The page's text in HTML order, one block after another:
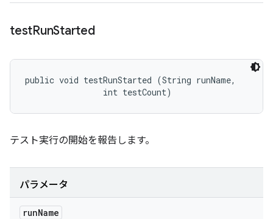
testRunStarted
public void testRunStarted (String runName,
                int testCount)
テスト実行の開始を報告します。
パラメータ
runName